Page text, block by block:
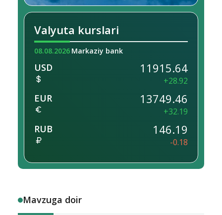
Valyuta kurslari
08.08.2026 Markaziy bank
USD 11915.64
+28.92
EUR 13749.46
+32.19
RUB 146.19
-0.18
Mavzuga doir